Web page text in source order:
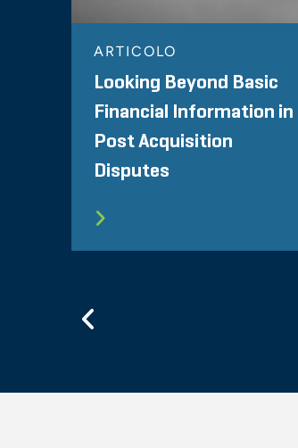
ARTICOLO
Looking Beyond Basic
Financial Information in
Post Acquisition
Disputes